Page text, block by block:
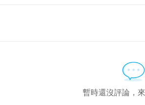
暫時還沒評論，